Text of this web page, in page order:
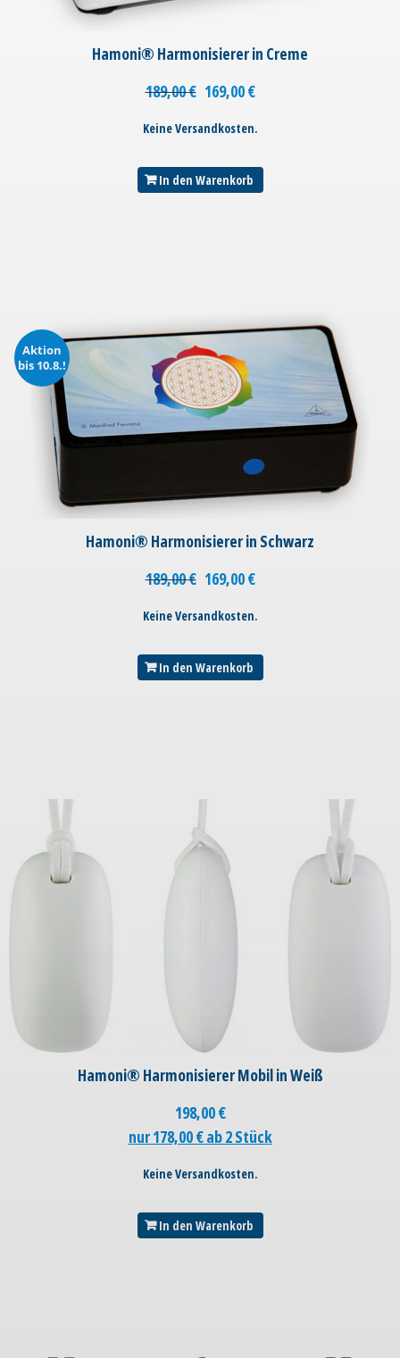
Hamoni® Harmonisierer in Creme
189,00€ 169,00€
Keine Versandkosten.
In den Warenkorb
Aktion
bis 10.8.!
Hamoni® Harmonisierer in Schwarz
189,00€ 169,00€
Keine Versandkosten.
In den Warenkorb
Hamoni® Harmonisierer Mobil in Weiß
198,00€
nur 178,00 € ab 2 Stück
Keine Versandkosten.
In den Warenkorb